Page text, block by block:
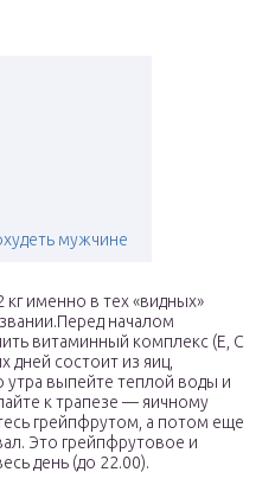
мужчине
кг именно в тех «видных»
началом
витаминный комплекс (Е, С
дней состоит из яиц,
утра выпейте теплой воды и
к трапезе — яичному
грейпфрутом, а потом еще
Это грейпфрутовое и
день (до 22.00).